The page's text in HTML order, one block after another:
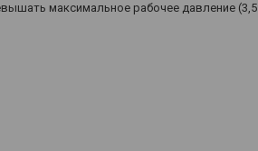
максимальное рабочее давление (3,5